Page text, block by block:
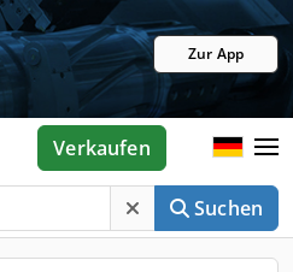
Zur App
Suchen
Verkaufen